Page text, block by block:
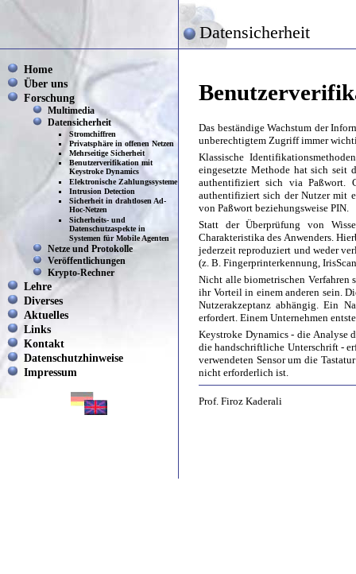
Datensicherheit
Home
Über uns
Forschung
Multimedia
Datensicherheit
Stromchiffren
Privatsphäre in offenen Netzen
Mehrseitige Sicherheit
Benutzerverifikation mit
Keystroke Dynamics
Elektronische Zahlungssysteme
Intrusion Detection
Sicherheit in drahtlosen Ad-
Hoc-Netzen
Sicherheits- und
Datenschutzaspekte in
Systemen für Mobile Agenten
Netze und Protokolle
Veröffentlichungen
Krypto-Rechner
Lehre
Diverses
Aktuelles
Links
Kontakt
Datenschutzhinweise
Impressum
Das beständige Wachstum der
unberechtigtem Zugriff immer
Klassische
eingesetzte Methode hat sich seit
authentifiziert sich via Paßwort.
authentifiziert sich der Nutzer mit
von Paßwort beziehungsweise PIN.
Statt der Überprüfung von
Charakteristika des Anwenders.
jederzeit reproduziert und weder
(z. B. Fingerprinterkennung,
Nicht alle biometrischen Verfahren
ihr Vorteil in einem anderen sein.
Nutzerakzeptanz abhängig. Ein
erfordert. Einem Unternehmen
Keystroke Dynamics - die Analyse
die handschriftliche Unterschrift -
verwendeten Sensor um die
nicht erforderlich ist.
Prof. Firoz Kaderali